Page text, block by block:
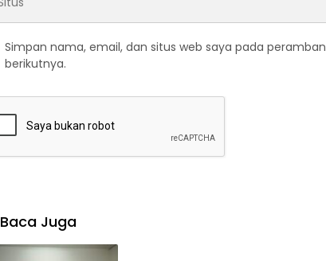
Simpan nama, email, dan situs web saya pada
berikutnya.
Baca Juga